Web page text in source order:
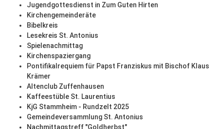
Jugendgottesdienst in Zum Guten Hirten
Kirchengemeinderäte
Bibelkreis
Lesekreis St. Antonius
Spielenachmittag
Kirchenspaziergang
Pontifikalrequiem für Papst Franziskus mit Bischof Klaus
Krämer
Altenclub Zuffenhausen
Kaffeestüble St. Laurentius
KjG Stammheim - Rundzelt 2025
Gemeindeversammlung St. Antonius
Nachmittagstreff "Goldherbst"